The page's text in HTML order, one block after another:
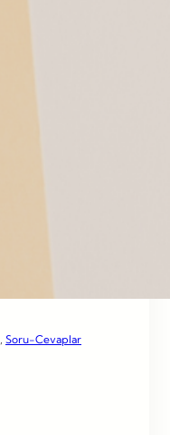
Soru-Cevaplar